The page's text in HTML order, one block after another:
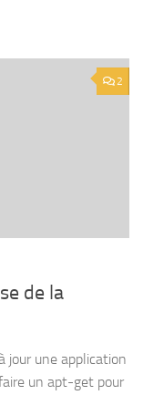
2
de la
jour une application
un apt-get pour